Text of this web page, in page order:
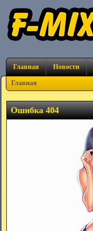
Главная Новости
Главная
Ошибка 404